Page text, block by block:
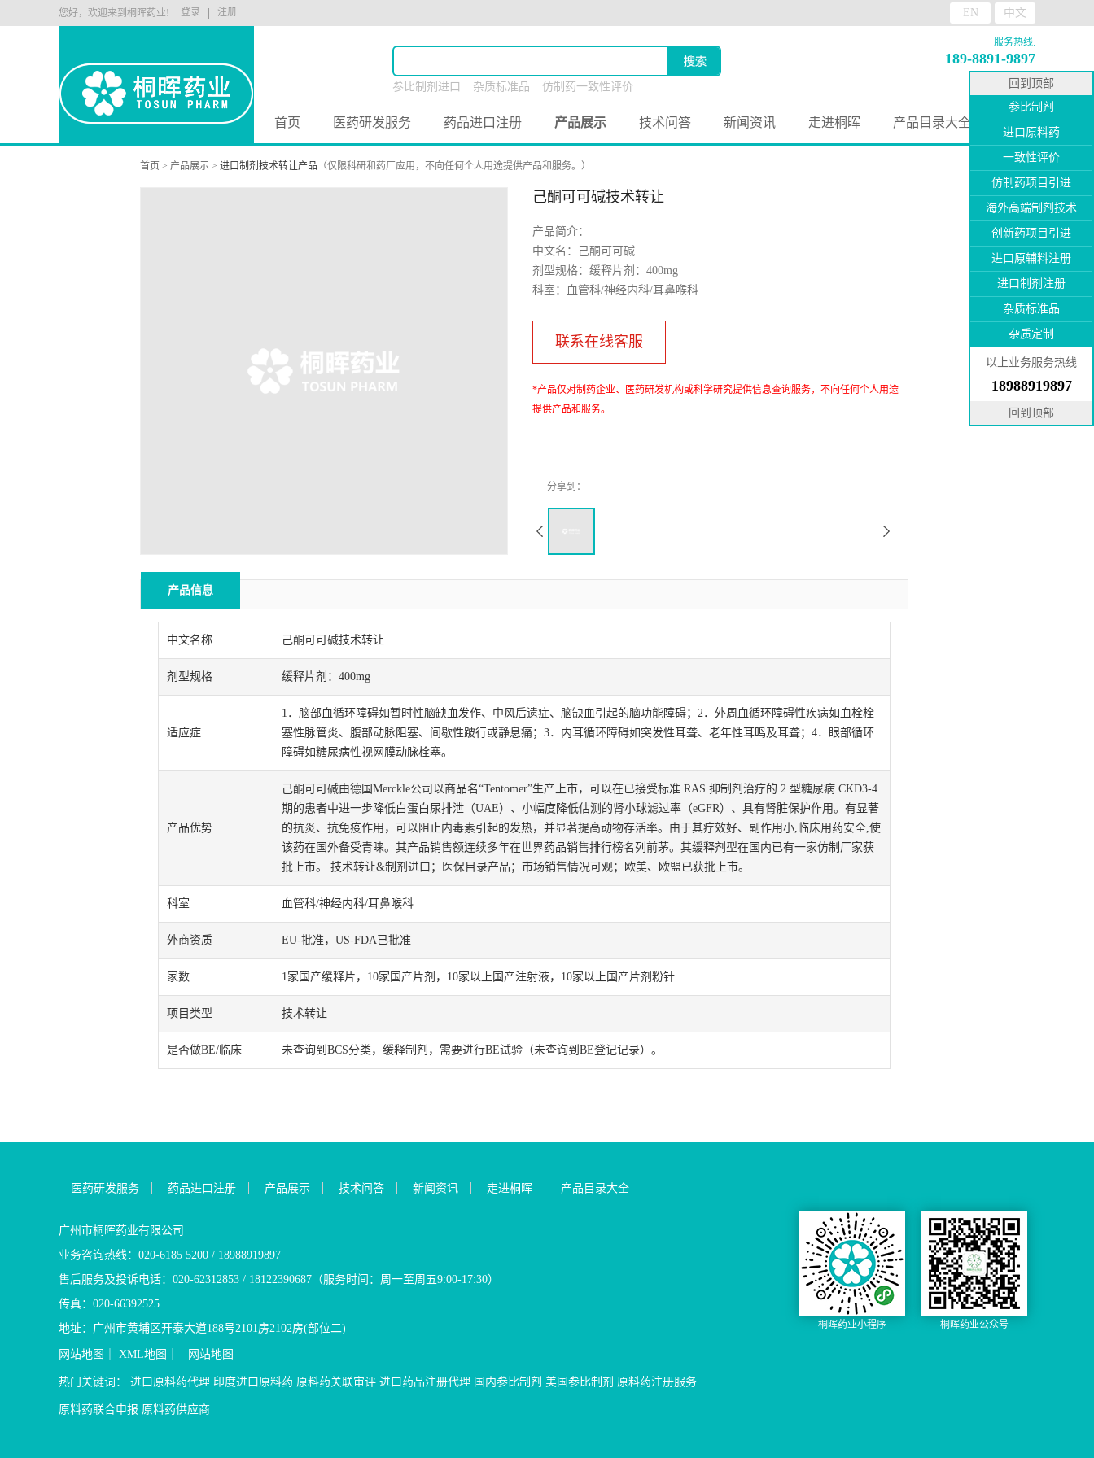
您好，欢迎来到桐晖药业! EN 中文
注册
登录
服务热线:
189-8891-9897
参比制剂进口 杂质标准品
仿制药一致性评价
首页 医药研发服务 药品进口注册 产品展示 技术问答 新闻资讯 走进桐晖 产品目录大全
首页 > 产品展示 > 进口制剂技术转让产品 （仅限科研和药厂应用，不向任何个人用途提供产品和服务。）
己酮可可碱技术转让
产品简介：
中文名：己酮可可碱
剂型规格：缓释片剂：400mg
科室：血管科/神经内科/耳鼻喉科
联系在线客服
*产品仅对制药企业、医药研发机构或科学研究提供信息查询服务，不向任何个人用途
提供产品和服务。
产品信息
中文名称 己酮可可碱技术转让
剂型规格 缓释片剂：400mg
适应症
1．脑部血循环障碍如暂时性脑缺血发作、中风后遗症、脑缺血引起的脑功能障碍；2．外周血循环障碍性疾病如血栓栓
塞性脉管炎、腹部动脉阻塞、间歇性跛行或静息痛；3．内耳循环障碍如突发性耳聋、老年性耳鸣及耳聋；4．眼部循环
障碍如糖尿病性视网膜动脉栓塞。
产品优势
己酮可可碱由德国Merckle公司以商品名“Tentomer”生产上市，可以在已接受标准 RAS 抑制剂治疗的 2 型糖尿病 CKD3-4
期的患者中进一步降低白蛋白尿排泄（UAE）、小幅度降低估测的肾小球滤过率（eGFR）、具有肾脏保护作用。有显著
的抗炎、抗免疫作用，可以阻止内毒素引起的发热，并显著提高动物存活率。由于其疗效好、副作用小,临床用药安全,使
该药在国外备受青睐。其产品销售额连续多年在世界药品销售排行榜名列前茅。其缓释剂型在国内已有一家仿制厂家获
批上市。 技术转让&制剂进口；医保目录产品；市场销售情况可观；欧美、欧盟已获批上市。
科室 血管科/神经内科/耳鼻喉科
外商资质 EU-批准，US-FDA已批准
家数 1家国产缓释片，10家国产片剂，10家以上国产注射液，10家以上国产片剂粉针
项目类型 技术转让
是否做BE/临床 未查询到BCS分类，缓释制剂，需要进行BE试验（未查询到BE登记记录）。
医药研发服务 药品进口注册 产品展示 技术问答 新闻资讯 走进桐晖 产品目录大全
广州市桐晖药业有限公司
业务咨询热线：020-6185 5200 / 18988919897
售后服务及投诉电话：020-62312853 / 18122390687（服务时间：周一至周五9:00-17:30）
传真：020-66392525
地址：广州市黄埔区开泰大道188号2101房2102房(部位二)
网站地图 XML地图 网站地图
热门关键词： 进口原料药代理 印度进口原料药 原料药关联审评 进口药品注册代理 国内参比制剂 美国参比制剂 原料药注册服务
原料药联合申报 原料药供应商
桐晖药业公众号
桐晖药业小程序
回到顶部
参比制剂
进口原料药
一致性评价
仿制药项目引进
海外高端制剂技术
创新药项目引进
进口原辅料注册
进口制剂注册
杂质标准品
杂质定制
以上业务服务热线
18988919897
回到顶部